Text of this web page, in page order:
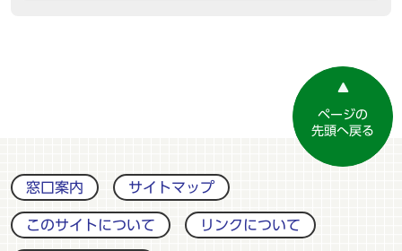
ページの
先頭へ戻る
窓口案内 サイトマップ
このサイトについて リンクについて